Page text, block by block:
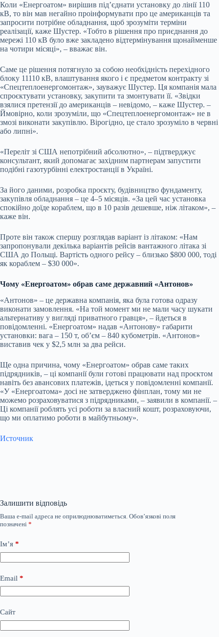
Коли «Енергоатом» вирішив підʼєднати установку до лінії 110
кВ, то він мав негайно проінформувати про це американців та
запросити потрібне обладнання, щоб зрозуміти терміни
реалізації, каже Шустер. «Тобто в рішення про приєднання до
мережі 110 кВ було вже закладено відтермінування щонайменше
на чотири місяці», – вважає він.
Саме це рішення потягнуло за собою необхідність перехідного
блоку 11110 кВ, влаштування якого і є предметом контракту зі
«Спецтеплоенергомонтаж», зауважує Шустер. Ця компанія мала
спроєктувати установку, закупити та змонтувати її. «Звідки
взялися претензії до американців – невідомо, – каже Шустер. –
Ймовірно, коли зрозуміли, що «Спецтеплоенергомонтаж» не в
змозі виконати закупівлю. Вірогідно, це стало зрозуміло в червні
або липні».
«Переліт зі США непотрібний абсолютно», – підтверджує
консультант, який допомагає західним партнерам запустити
подібні газотурбінні електростанції в Україні.
За його даними, розробка проєкту, будівництво фундаменту,
закупівля обладнання – це 4–5 місяців. «За цей час установка
спокійно доїде кораблем, що в 10 разів дешевше, ніж літаком», –
каже він.
Проте він також спершу розглядав варіант із літаком: «Нам
запропонували декілька варіантів рейсів вантажного літака зі
США до Польщі. Вартість одного рейсу – близько $800 000, тоді
як кораблем – $30 000».
Чому «Енергоатом» обрав саме державний «Антонов»
«Антонов» – це державна компанія, яка була готова одразу
виконати замовлення. «На той момент ми не мали часу шукати
альтернативу у вигляді приватного гравця», – йдеться в
повідомленні. «Енергоатом» надав «Антонову» габарити
установки: вага – 150 т, обʼєм – 840 кубометрів. «Антонов»
виставив чек у $2,5 млн за два рейси.
Ще одна причина, чому «Енергоатом» обрав саме таких
підрядників, – ці компанії були готові працювати над проєктом
навіть без авансових платежів, ідеться у повідомленні компанії.
«У «Енергоатома» досі не затверджено фінплан, тому ми не
можемо розраховуватися з підрядниками, – заявили в компанії. –
Ці компанії роблять усі роботи за власний кошт, розраховуючи,
що ми оплатимо роботи в майбутньому».
Источник
Залишити відповідь
Ваша e-mail адреса не оприлюднюватиметься. Обов’язкові поля
позначені *
Ім’я *
Email *
Сайт